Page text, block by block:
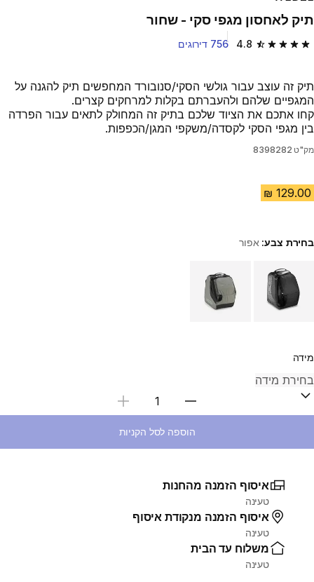
תיק לאחסון מגפי סקי - שחור
4.8 4.8 out of 5 stars from 756 reviews 756 דירוגים
תיק זה עוצב עבור גולשי הסקי/סנובורד המחפשים תיק להגנה על
המגפיים שלהם ולהעברתם בקלות למרחקים קצרים.
קחו אתכם את הציוד שלכם בתיק זה המחולק לתאים עבור הפרדה
בין מגפי הסקי לקסדה/משקפי המגן/הכפפות.
מק"ט 8398282
בחירת צבע: אפור
Choose a variant
מידה
בחירת כמות
הוספה לסל הקניות
איסוף הזמנה מהחנות
טעינה
איסוף הזמנה מנקודת איסוף
טעינה
משלוח עד הבית
טעינה